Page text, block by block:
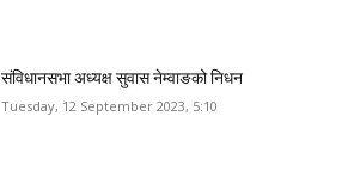
संविधानसभा अध्यक्ष सुवास नेम्वाङको निधन
Tuesday, 12 September 2023, 5:10